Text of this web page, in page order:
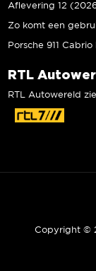
Aflevering 12
RTL
RTL Autowereld
Copyright ©